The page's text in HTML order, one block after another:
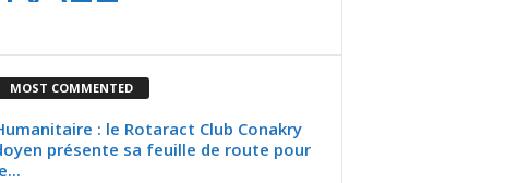
MOST COMMENTED
: le Rotaract Club Conakry
présente sa feuille de route pour